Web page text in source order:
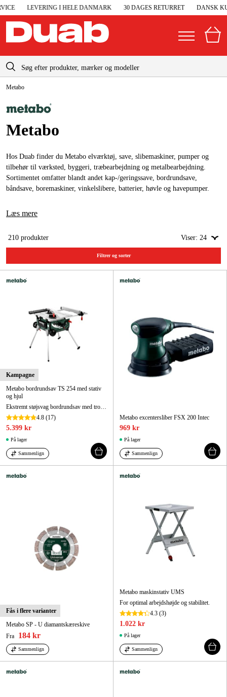
LEVERING I HELE DANMARK 30 DAGES RETURRET DANSK
Danmark
Sverige
Suomi
Norge
Deutschland
Højtryksrensere
Maskiner og værktøj
Kampagner
Varemærker
Kontakt
Ofte stillede spørgsmål
info-dk@duab.eu
Metabo
Metabo
Hos Duab finder du Metabo elværktøj, save, slibemaskiner, pumper og
tilbehør til værksted, byggeri, træbearbejdning og metalbearbejdning.
Sortimentet omfatter blandt andet kap-/geringssave, bordrundsave,
båndsave, boremaskiner, vinkelslibere, batterier, høvle og havepumper.
Læs mere
210 produkter Viser: 24
Filtrer og sorter
Kampagne
Metabo bordrundsav TS 254 med stativ
og hjul
Ekstremt støjsvag bordrundsav med trolleyfunktion for øget mobilitet på byggepladsen.
4.8 (17)
5.399 kr
På lager
Sammenlign
Metabo excentersliber FSX 200 Intec
969 kr
På lager
Sammenlign
Fås i flere varianter
Metabo SP - U diamantskæreskive
Fra
184 kr
Sammenlign
Metabo maskinstativ UMS
For optimal arbejdshøjde og stabilitet.
4.3 (3)
1.022 kr
På lager
Sammenlign